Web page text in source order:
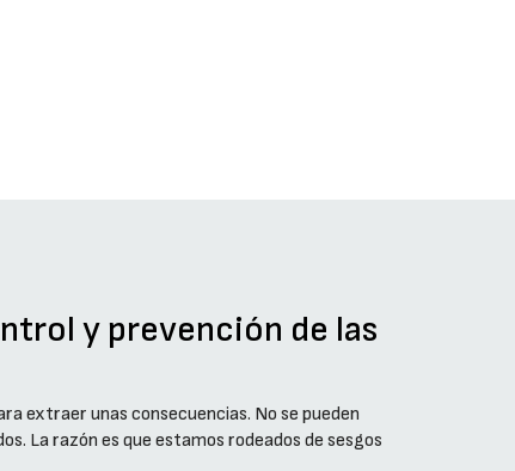
y prevención de las
extraer unas consecuencias. No se pueden
La razón es que estamos rodeados de sesgos